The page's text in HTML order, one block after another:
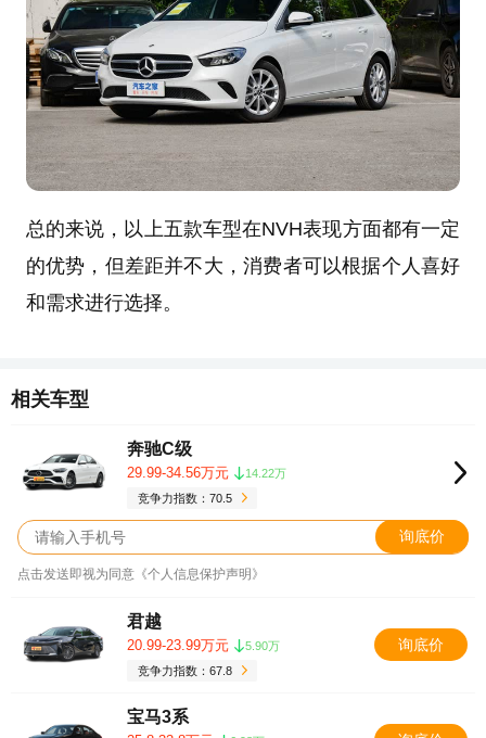
总的来说，以上五款车型在NVH表现方面都有一定
的优势，但差距并不大，消费者可以根据个人喜好
和需求进行选择。
相关车型
奔驰C级
29.99-34.56万元
14.22万
竞争力指数：70.5
询底价
点击发送即视为同意《个人信息保护声明》
君越
20.99-23.99万元
5.90万
竞争力指数：67.8
询底价
宝马3系